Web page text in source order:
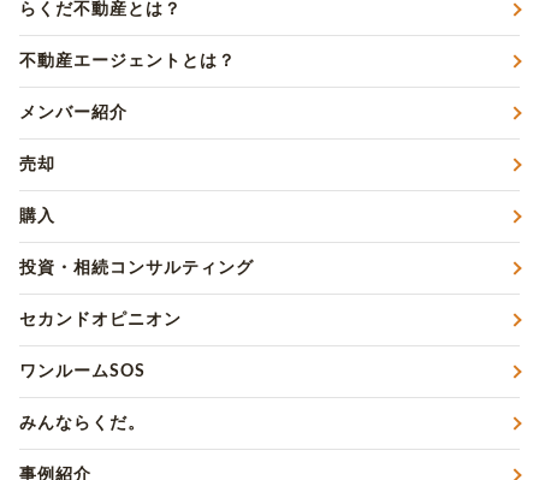
らくだ不動産とは？
不動産エージェントとは？
メンバー紹介
売却
購入
投資・相続コンサルティング
セカンドオピニオン
ワンルームSOS
みんならくだ。
事例紹介